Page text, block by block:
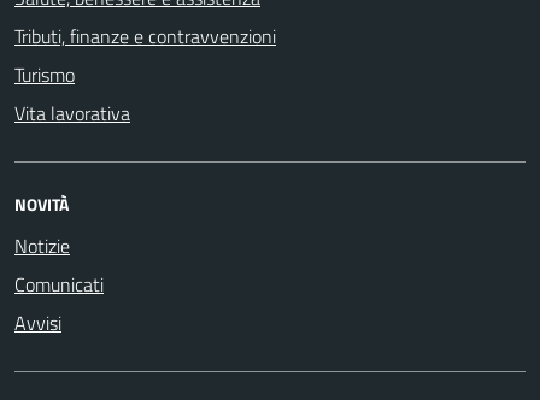
Tributi, finanze e contravvenzioni
Turismo
Vita lavorativa
NOVITÀ
Notizie
Comunicati
Avvisi